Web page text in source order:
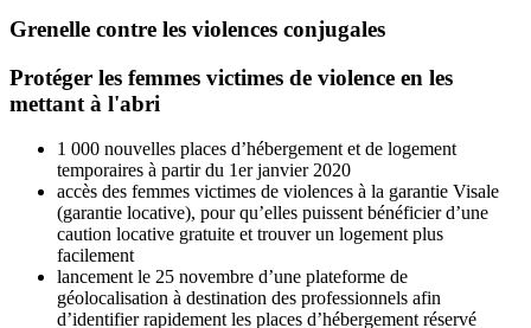
Grenelle contre les violences conjugales
Protéger les femmes victimes de violence en les
mettant à l'abri
1 000 nouvelles places d’hébergement et de logement
temporaires à partir du 1er janvier 2020
accès des femmes victimes de violences à la garantie Visale
(garantie locative), pour qu’elles puissent bénéficier d’une
caution locative gratuite et trouver un logement plus
facilement
lancement le 25 novembre d’une plateforme de
géolocalisation à destination des professionnels afin
d’identifier rapidement les places d’hébergement réservé